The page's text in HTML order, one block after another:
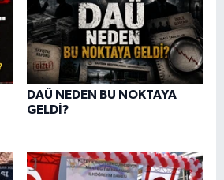
DAÜ NEDEN BU NOKTAYA
GELDİ?